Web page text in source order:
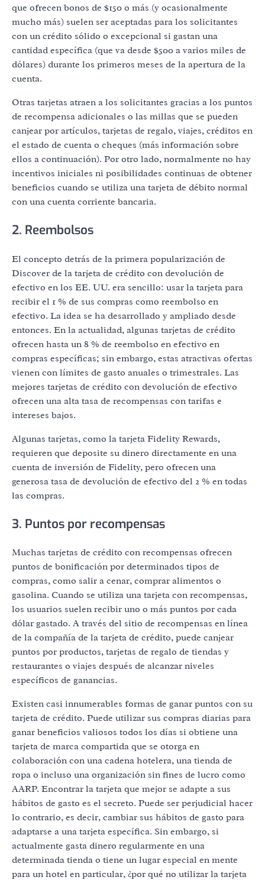
que ofrecen bonos de $150 o más (y ocasionalmente
mucho más) suelen ser aceptadas para los solicitantes
con un crédito sólido o excepcional si gastan una
cantidad específica (que va desde $500 a varios miles de
dólares) durante los primeros meses de la apertura de la
cuenta.
Otras tarjetas atraen a los solicitantes gracias a los puntos
de recompensa adicionales o las millas que se pueden
canjear por artículos, tarjetas de regalo, viajes, créditos en
el estado de cuenta o cheques (más información sobre
ellos a continuación). Por otro lado, normalmente no hay
incentivos iniciales ni posibilidades continuas de obtener
beneficios cuando se utiliza una tarjeta de débito normal
con una cuenta corriente bancaria.
2. Reembolsos
El concepto detrás de la primera popularización de
Discover de la tarjeta de crédito con devolución de
efectivo en los EE. UU. era sencillo: usar la tarjeta para
recibir el 1 % de sus compras como reembolso en
efectivo. La idea se ha desarrollado y ampliado desde
entonces. En la actualidad, algunas tarjetas de crédito
ofrecen hasta un 8 % de reembolso en efectivo en
compras específicas; sin embargo, estas atractivas ofertas
vienen con límites de gasto anuales o trimestrales. Las
mejores tarjetas de crédito con devolución de efectivo
ofrecen una alta tasa de recompensas con tarifas e
intereses bajos.
Algunas tarjetas, como la tarjeta Fidelity Rewards,
requieren que deposite su dinero directamente en una
cuenta de inversión de Fidelity, pero ofrecen una
generosa tasa de devolución de efectivo del 2 % en todas
las compras.
3. Puntos por recompensas
Muchas tarjetas de crédito con recompensas ofrecen
puntos de bonificación por determinados tipos de
compras, como salir a cenar, comprar alimentos o
gasolina. Cuando se utiliza una tarjeta con recompensas,
los usuarios suelen recibir uno o más puntos por cada
dólar gastado. A través del sitio de recompensas en línea
de la compañía de la tarjeta de crédito, puede canjear
puntos por productos, tarjetas de regalo de tiendas y
restaurantes o viajes después de alcanzar niveles
específicos de ganancias.
Existen casi innumerables formas de ganar puntos con su
tarjeta de crédito. Puede utilizar sus compras diarias para
ganar beneficios valiosos todos los días si obtiene una
tarjeta de marca compartida que se otorga en
colaboración con una cadena hotelera, una tienda de
ropa o incluso una organización sin fines de lucro como
AARP. Encontrar la tarjeta que mejor se adapte a sus
hábitos de gasto es el secreto. Puede ser perjudicial hacer
lo contrario, es decir, cambiar sus hábitos de gasto para
adaptarse a una tarjeta específica. Sin embargo, si
actualmente gasta dinero regularmente en una
determinada tienda o tiene un lugar especial en mente
para un hotel en particular, ¿por qué no utilizar la tarjeta